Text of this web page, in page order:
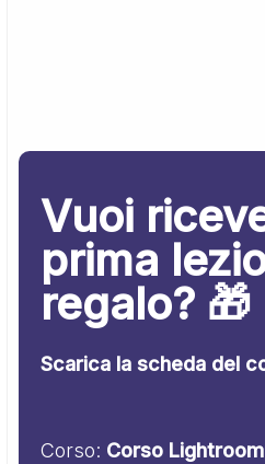
Vuoi
prima
regalo? 🎁
Scarica la scheda del
Corso: Corso